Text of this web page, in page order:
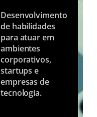
Desenvolvimento
de habilidades
para atuar em
ambientes
corporativos,
startups e
empresas de
tecnologia.